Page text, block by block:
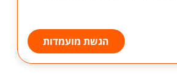
הגשת מועמדות